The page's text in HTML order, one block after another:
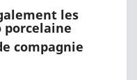
les
porcelaine
compagnie